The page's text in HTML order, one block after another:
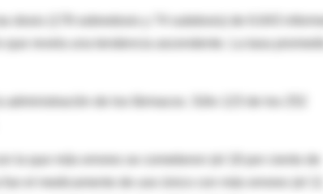
dosis (178 sobredosis y 74 subdosis) de 6.643
revela una tendencia ascendente. La tasa promedio
la que más errores se cometieron (el 18 por ciento de